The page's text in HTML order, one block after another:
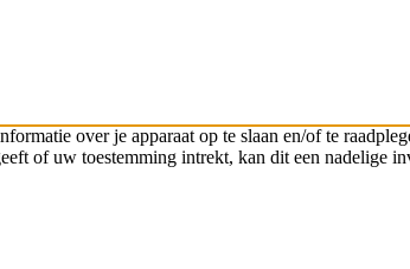
over je apparaat op te slaan en/of te
of uw toestemming intrekt, kan dit een nadelige